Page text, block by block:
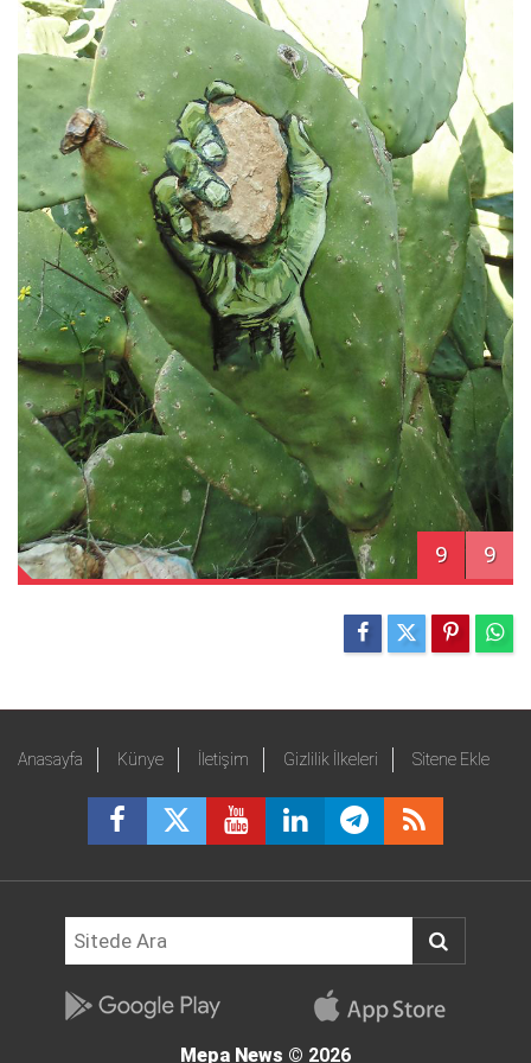
9 9
Anasayfa Künye İletişim Gizlilik İlkeleri Sitene Ekle
Mepa News © 2026